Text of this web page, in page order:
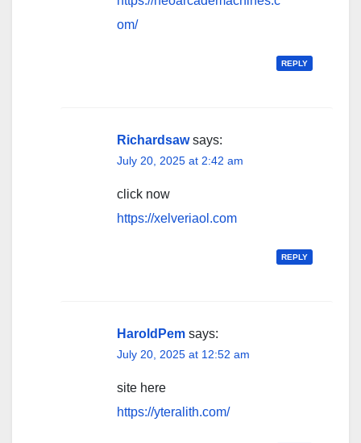
om/
REPLY
Richardsaw says:
July 20, 2025 at 2:42 am
click now
https://xelveriaol.com
REPLY
HaroldPem says:
July 20, 2025 at 12:52 am
site here
https://yteralith.com/